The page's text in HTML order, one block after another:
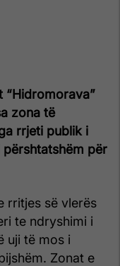
“Hidromorava”
zona të
rrjeti publik i
përshtatshëm për
rritjes së vlerës
te ndryshimi i
uji të mos i
Zonat e